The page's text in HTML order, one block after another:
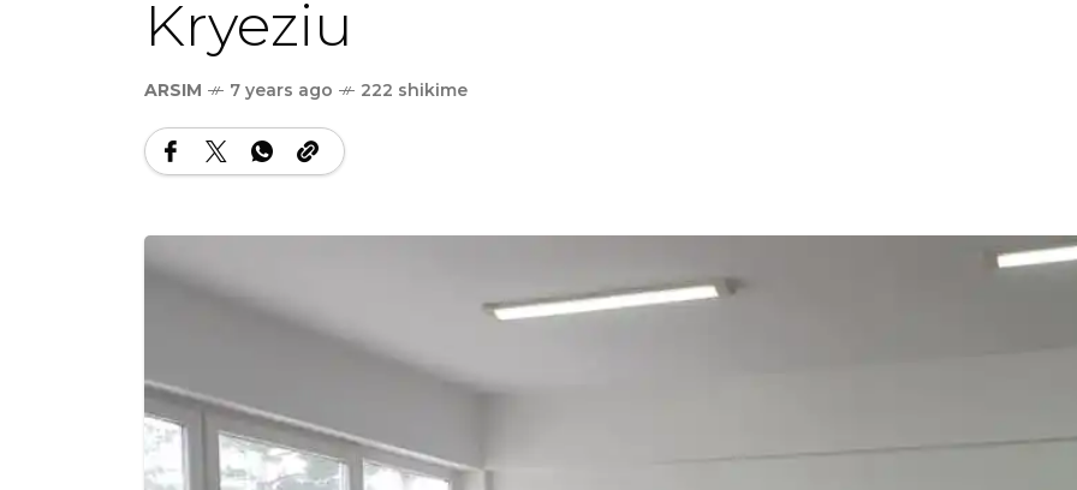
Kryeziu
ARSIM 7 years ago 222 shikime